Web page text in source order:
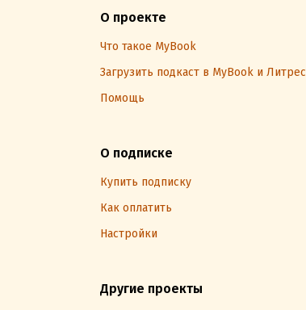
О проекте
Что такое MyBook
Загрузить подкаст в MyBook и Литрес
Помощь
О подписке
Купить подписку
Как оплатить
Настройки
Другие проекты